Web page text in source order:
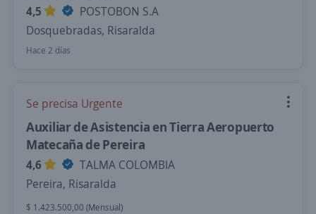
4,5
POSTOBON S.A
Dosquebradas, Risaralda
Hace 2 días
Se precisa Urgente
Auxiliar de Asistencia en Tierra Aeropuerto
Matecaña de Pereira
4,6
TALMA COLOMBIA
Pereira, Risaralda
$ 1.423.500,00 (Mensual)